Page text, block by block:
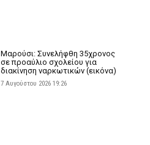
Μαρούσι: Συνελήφθη 35χρονος
σε προαύλιο σχολείου για
διακίνηση ναρκωτικών (εικόνα)
7 Αυγούστου 2026 19:26